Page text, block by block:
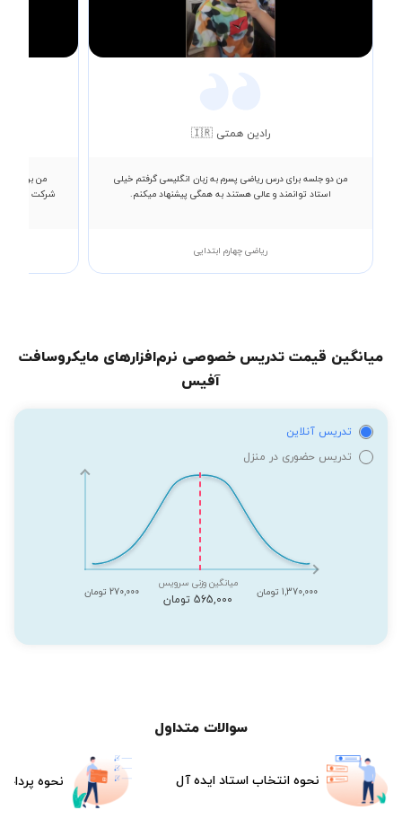
Video
رادین همتی 🇮🇷
من دو جلسه برای درس ریاضی پسرم به زبان انگلیسی گرفتم خیلی
استاد توانمند و عالی هستند به همگی پیشنهاد میکنم.
ریاضی چهارم ابتدایی
من برای
شرکت میکنم
میانگین قیمت تدریس خصوصی نرم‌افزارهای مایکروسافت
آفیس
تدریس آنلاین
تدریس حضوری در منزل
1,370,000 تومان
میانگین وزنی سرویس
565,000 تومان
270,000 تومان
سوالات متداول
نحوه انتخاب استاد ایده آل نحوه